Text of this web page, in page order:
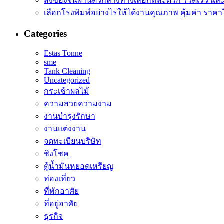
เลือกโรงพิมพ์อย่างไรให้ได้งานคุณภาพ คุ้มค่า ราคา
Categories
Estas Tonne
sme
Tank Cleaning
Uncategorized
กระเช้าผลไม้
ความสวยความงาม
งานบำรุงรักษา
งานแต่งงาน
จดทะเบียนบริษัท
ชิงโชค
ตู้น้ำมันหยอดเหรียญ
ท่องเที่ยว
ที่พักอาศัย
ที่อยู่อาศัย
ธุรกิจ